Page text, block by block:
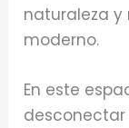
naturaleza
moderno.
En este